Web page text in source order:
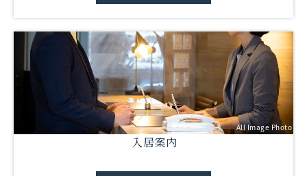
All Image Photo
入居案内